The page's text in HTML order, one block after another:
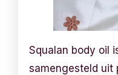
Squalan body oil
samengesteld uit